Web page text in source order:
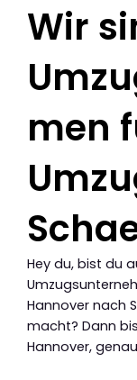
Wir
men
Hey du, bist du
Hannover nach
macht? Dann
Hannover,